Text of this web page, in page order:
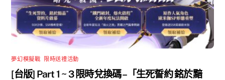
夢幻模擬戰 限時送禮活動
[台版] Part 1 ~ 3 限時兌換碼 –「生死誓約 銘於黯